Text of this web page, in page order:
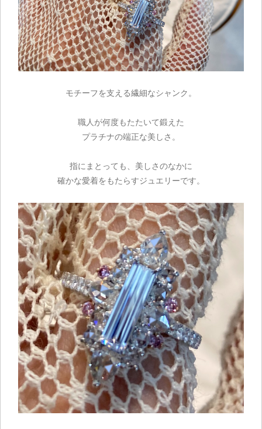
モチーフを支える繊細なシャンク。
職人が何度もたたいて鍛えた
プラチナの端正な美しさ。
指にまとっても、美しさのなかに
確かな愛着をもたらすジュエリーです。
ご注文手続き
お買い物を続ける